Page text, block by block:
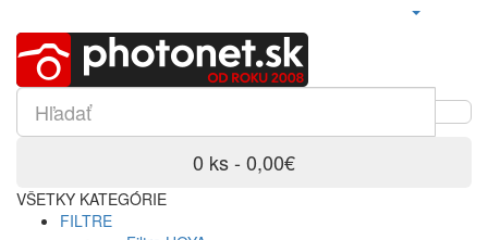
0 ks - 0,00€
VŠETKY KATEGÓRIE
FILTRE